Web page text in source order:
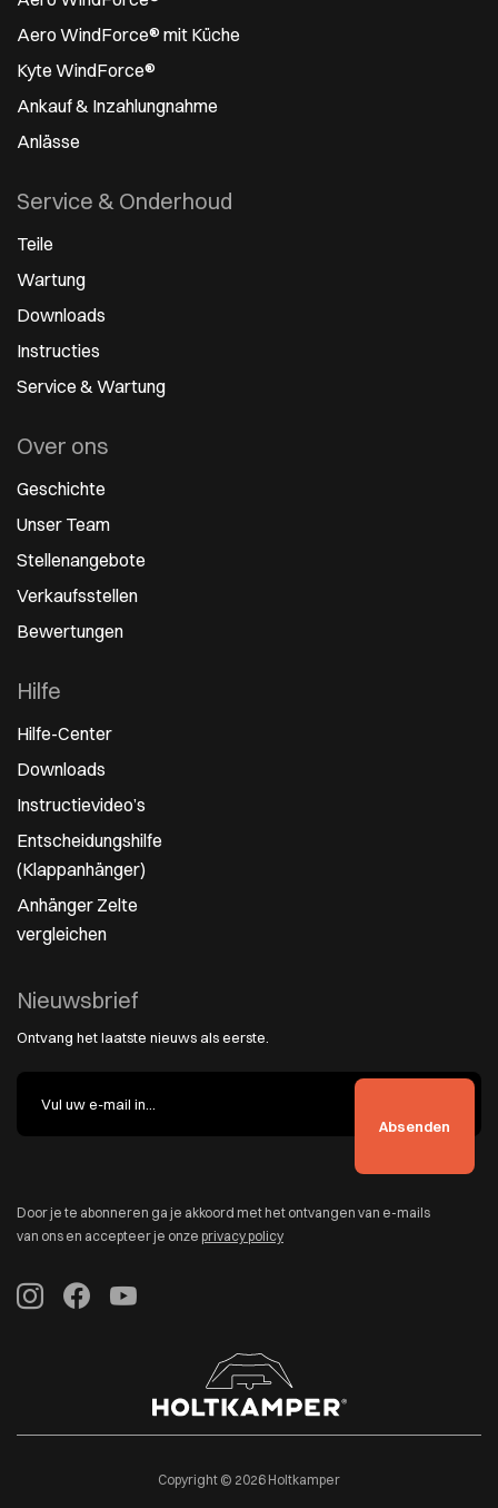
Aero WindForce® mit Küche
Kyte WindForce®
Ankauf & Inzahlungnahme
Anlässe
Service & Onderhoud
Teile
Wartung
Downloads
Instructies
Service & Wartung
Over ons
Geschichte
Unser Team
Stellenangebote
Verkaufsstellen
Bewertungen
Hilfe
Hilfe-Center
Downloads
Instructievideo’s
Entscheidungshilfe
(Klappanhänger)
Anhänger Zelte
vergleichen
Nieuwsbrief
Ontvang het laatste nieuws als eerste.
Door je te abonneren ga je akkoord met het ontvangen van e-mails
van ons en accepteer je onze privacy policy
Copyright © 2026 Holtkamper